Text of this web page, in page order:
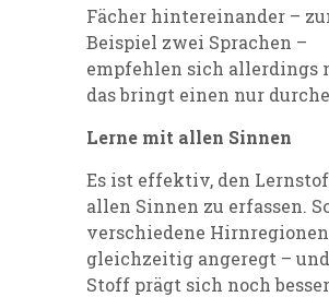
Fächer hintereinander –
Beispiel zwei Sprachen –
empfehlen sich allerdings
das bringt einen nur
Lerne mit allen Sinnen
Es ist effektiv, den
allen Sinnen zu erfassen.
verschiedene Hirnregionen
gleichzeitig angeregt –
Stoff prägt sich noch